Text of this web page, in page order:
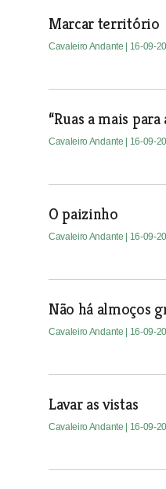
Marcar território
Cavaleiro Andante | 16-09-
“Ruas a mais
Cavaleiro Andante | 16-09-
O paizinho
Cavaleiro Andante | 16-09-
Não há almoços
Cavaleiro Andante | 16-09-
Lavar as vistas
Cavaleiro Andante | 16-09-